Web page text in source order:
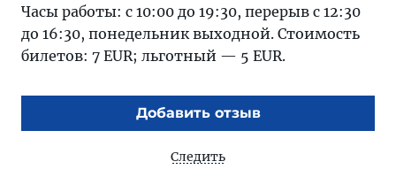
Часы работы: с 10:00 до 19:30, перерыв с 12:30
до 16:30, понедельник выходной. Стоимость
билетов: 7 EUR; льготный — 5 EUR.
Добавить отзыв
Следить